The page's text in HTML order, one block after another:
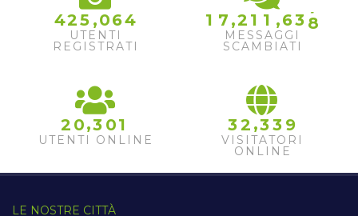
425 ,064
UTENTI
REGISTRATI
1 7 ,2 1 1 ,63 9
MESSAGGI
SCAMBIATI
2 0,3 01
UTENTI ONLINE
32 ,33 9
VISITATORI
ONLINE
LE NOSTRE CITTÀ